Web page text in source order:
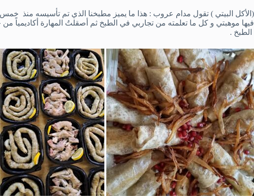
(الأكل البيتي ) تقول مدام عروب : هذا ما يميز مطبخنا الذي تم تأسيسه منذ
فيها موهبتي و كل ما تعلمته من تجاربي في الطبخ ثم أصقلتُ المهارة
الطبخ .